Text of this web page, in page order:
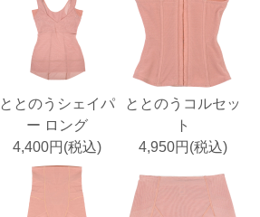
ととのうシェイパ
ー ロング
ととのうコルセッ
ト
4,400円(税込) 4,950円(税込)